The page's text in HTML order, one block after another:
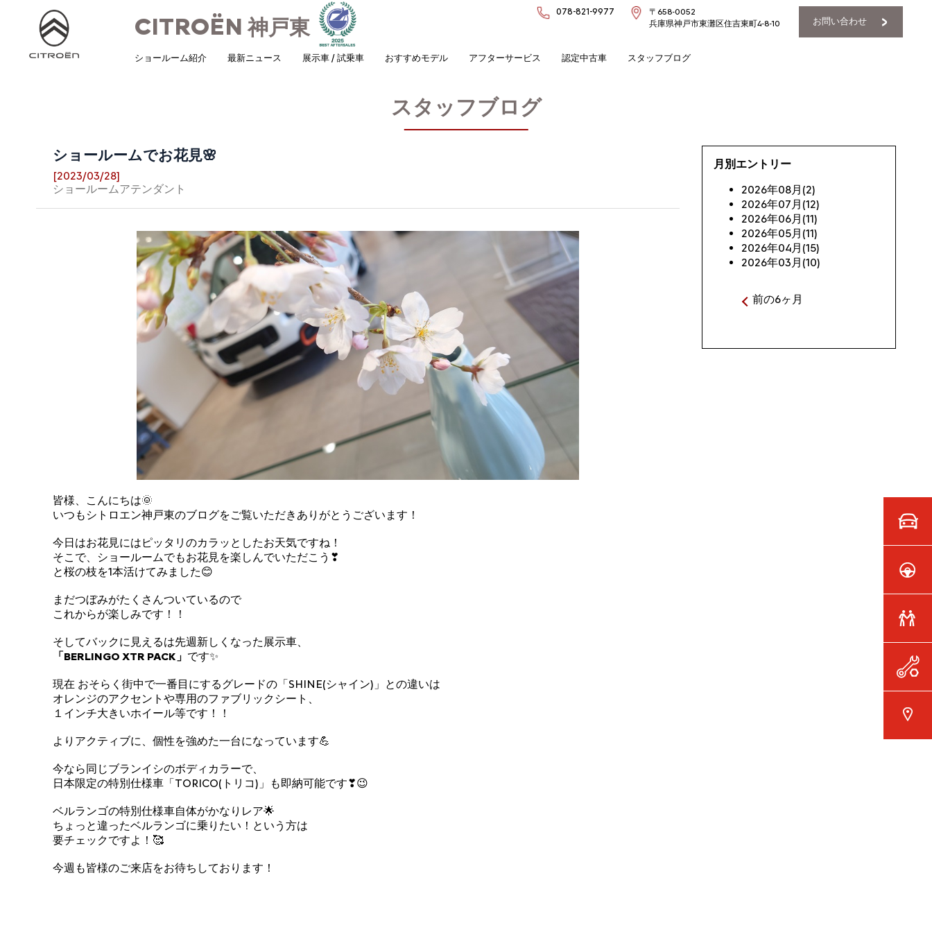
CITROËN神戸東
078-821-9977
〒658-0052
兵庫県神戸市東灘区住吉東町4-8-10
お問い合わせ
ショールーム紹介 最新ニュース 展示車 / 試乗車 おすすめモデル アフターサービス 認定中古車 スタッフブログ
スタッフブログ
ショールームでお花見🌸
[2023/03/28]
ショールームアテンダント
皆様、こんにちは🌞
いつもシトロエン神戸東のブログをご覧いただきありがとうございます！
今日はお花見にはピッタリのカラッとしたお天気ですね！
そこで、ショールームでもお花見を楽しんでいただこう❣
と桜の枝を1本活けてみました😊
まだつぼみがたくさんついているので
これからが楽しみです！！
そしてバックに見えるは先週新しくなった展示車、
「BERLINGO XTR PACK」 です✨
現在 おそらく街中で一番目にするグレードの「SHINE(シャイン)」との違いは
オレンジのアクセントや専用のファブリックシート、
１インチ大きいホイール等です！！
よりアクティブに、個性を強めた一台になっています💪
今なら同じブランイシのボディカラーで、
日本限定の特別仕様車「TORICO(トリコ)」も即納可能です❣😉
ベルランゴの特別仕様車自体がかなりレア🌟
ちょっと違ったベルランゴに乗りたい！という方は
要チェックですよ！🥰
今週も皆様のご来店をお待ちしております！
月別エントリー
2026年08月(2)
2026年07月(12)
2026年06月(11)
2026年05月(11)
2026年04月(15)
2026年03月(10)
前の6ヶ月